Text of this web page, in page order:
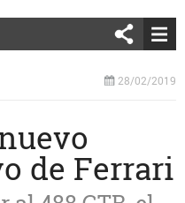
28/02/2019
de Ferrari